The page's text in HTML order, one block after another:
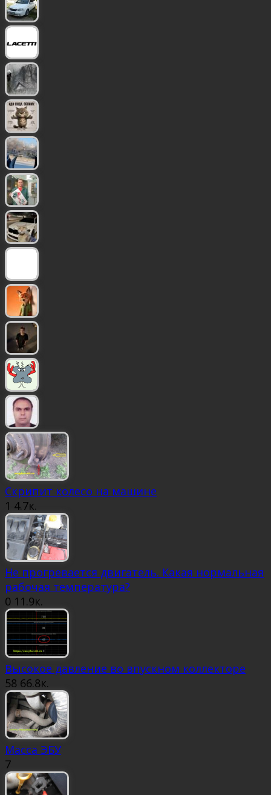
Скрипит колесо на машине
1 4.7к.
Не прогревается двигатель. Какая нормальная
рабочая температура?
0 11.9к.
Высокое давление во впускном коллекторе
58 66.8к.
Масса ЭБУ
7